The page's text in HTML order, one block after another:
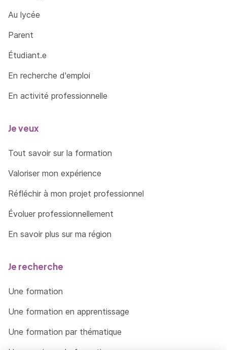
Au lycée
Parent
Étudiant.e
En recherche d'emploi
En activité professionnelle
Je veux
Tout savoir sur la formation
Valoriser mon expérience
Réfléchir à mon projet professionnel
Évoluer professionnellement
En savoir plus sur ma région
Je recherche
Une formation
Une formation en apprentissage
Une formation par thématique